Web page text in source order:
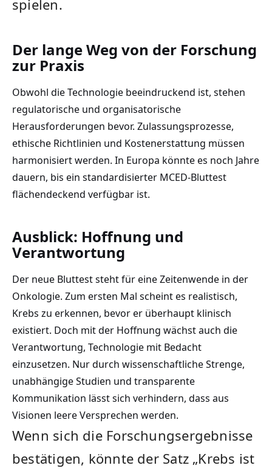
spielen.
Der lange Weg von der Forschung
zur Praxis
Obwohl die Technologie beeindruckend ist, stehen
regulatorische und organisatorische
Herausforderungen bevor. Zulassungsprozesse,
ethische Richtlinien und Kostenerstattung müssen
harmonisiert werden. In Europa könnte es noch Jahre
dauern, bis ein standardisierter MCED-Bluttest
flächendeckend verfügbar ist.
Ausblick: Hoffnung und
Verantwortung
Der neue Bluttest steht für eine Zeitenwende in der
Onkologie. Zum ersten Mal scheint es realistisch,
Krebs zu erkennen, bevor er überhaupt klinisch
existiert. Doch mit der Hoffnung wächst auch die
Verantwortung, Technologie mit Bedacht
einzusetzen. Nur durch wissenschaftliche Strenge,
unabhängige Studien und transparente
Kommunikation lässt sich verhindern, dass aus
Visionen leere Versprechen werden.
Wenn sich die Forschungsergebnisse
bestätigen, könnte der Satz „Krebs ist